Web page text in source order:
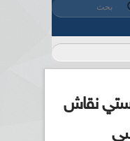
البحث ‏بحث ‏
نقاش